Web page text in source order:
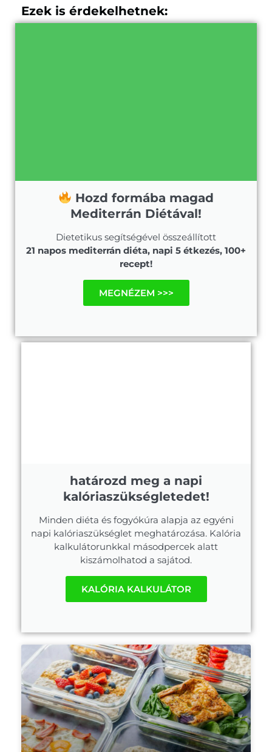
Ezek is érdekelhetnek:
Hozd formába magad
Mediterrán Diétával!
Dietetikus segítségével összeállított
21 napos mediterrán diéta, napi 5 étkezés, 100+
recept!
MEGNÉZEM >>>
határozd meg a napi
kalóriaszükségletedet!
Minden diéta és fogyókúra alapja az egyéni
napi kalóriaszükséglet meghatározása. Kalória
kalkulátorunkkal másodpercek alatt
kiszámolhatod a sajátod.
KALÓRIA KALKULÁTOR